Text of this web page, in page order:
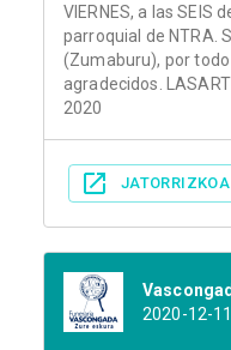
VIERNES, a las SEIS
parroquial de NTRA.
(Zumaburu), por
agradecidos.
2020
JATORRIZKOA
2020-12-11